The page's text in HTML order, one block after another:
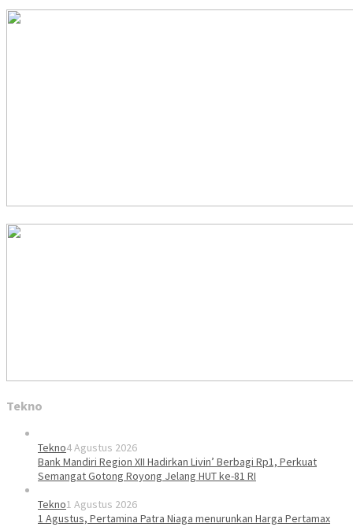
Tekno
Tekno4 Agustus 2026
Bank Mandiri Region XII Hadirkan Livin’ Berbagi Rp1, Perkuat
Semangat Gotong Royong Jelang HUT ke-81 RI
Tekno1 Agustus 2026
1 Agustus, Pertamina Patra Niaga menurunkan Harga Pertamax